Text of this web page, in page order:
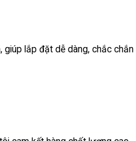
giúp lắp đặt dễ dàng, chắc chắn